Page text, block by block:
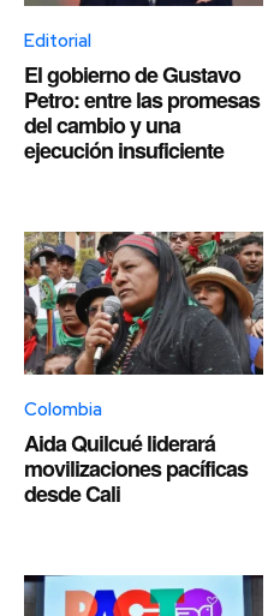
Editorial
El gobierno de Gustavo
Petro: entre las promesas
del cambio y una
ejecución insuficiente
Colombia
Aida Quilcué liderará
movilizaciones pacíficas
desde Cali